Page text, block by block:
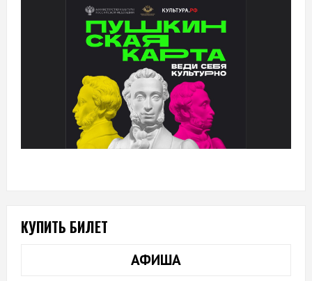
КУПИТЬ БИЛЕТ
АФИША